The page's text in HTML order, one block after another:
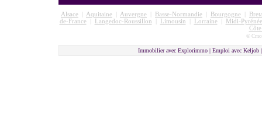
Alsace Aquitaine Auvergne Basse-Normandie Bourgogne
de-France| Langedoc-Roussillon Limousin Lorraine|
Midi-
©
Immobilier avec Explorimmo | Emploi avec Keljob